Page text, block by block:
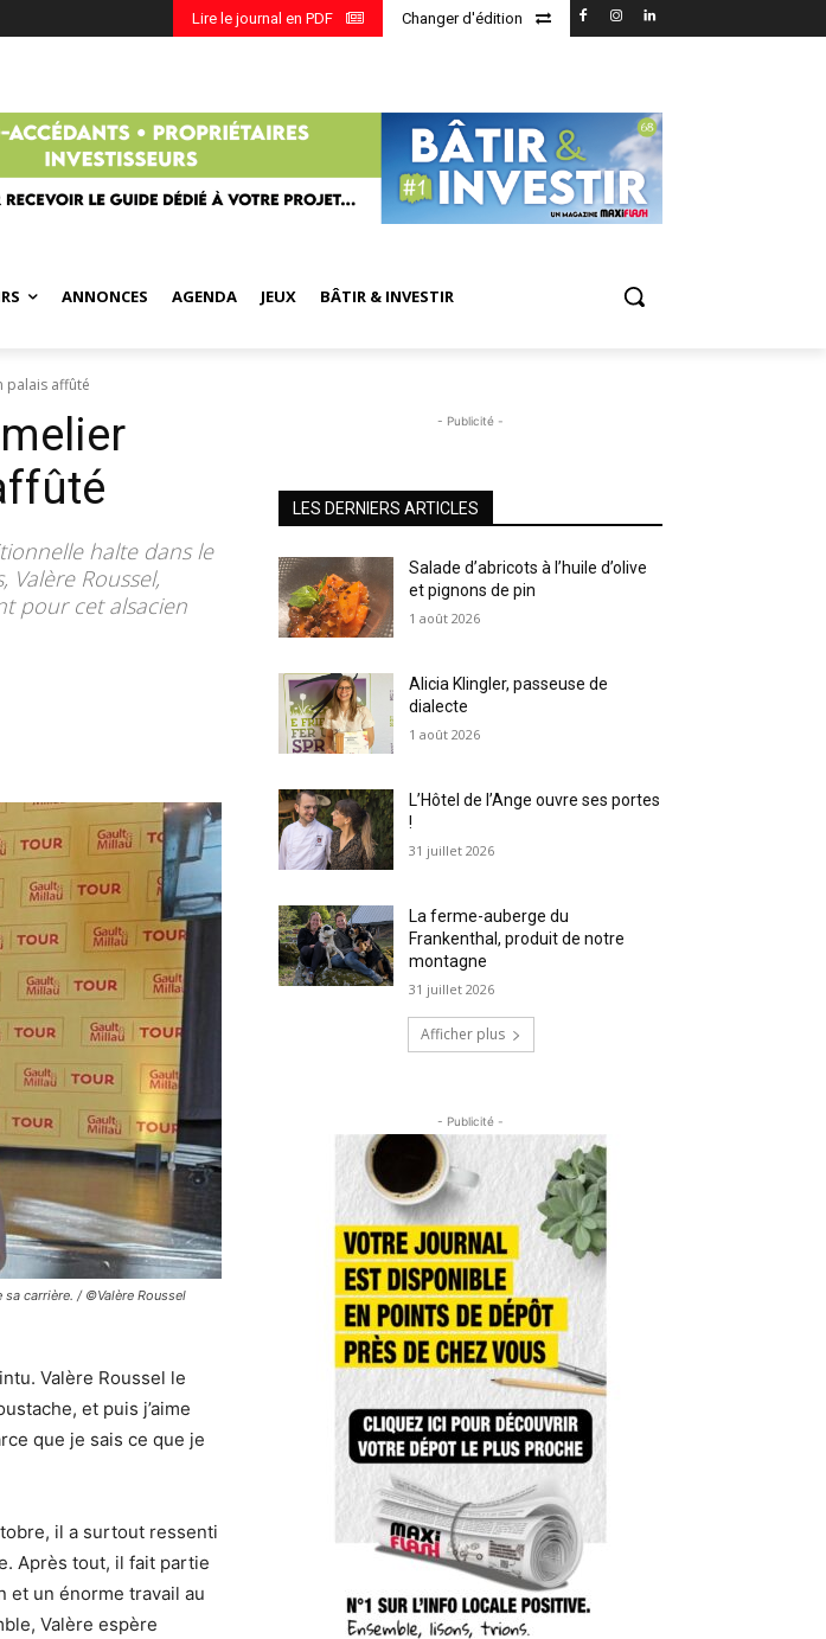
Changer d'édition
Lire le journal en PDF
ANNONCES AGENDA JEUX BÂTIR & INVESTIR
palais affûté
halte dans le
Roussel,
pour cet alsacien
sa carrière. / ©Valère Roussel
Valère Roussel le
et puis j’aime
que je sais ce que je
il a surtout ressenti
Après tout, il fait partie
et un énorme travail au
Valère espère
- Publicité -
LES DERNIERS ARTICLES
Salade d’abricots à l’huile d’olive
et pignons de pin
1 août 2026
Alicia Klingler, passeuse de
dialecte
1 août 2026
L’Hôtel de l’Ange ouvre ses portes
!
31 juillet 2026
La ferme-auberge du
Frankenthal, produit de notre
montagne
31 juillet 2026
Afficher plus
- Publicité -